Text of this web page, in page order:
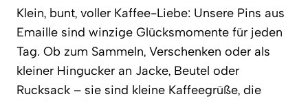
Klein, bunt, voller Kaffee-Liebe: Unsere Pins aus
Emaille sind winzige Glücksmomente für jeden
Tag. Ob zum Sammeln, Verschenken oder als
kleiner Hingucker an Jacke, Beutel oder
Rucksack – sie sind kleine Kaffeegrüße, die